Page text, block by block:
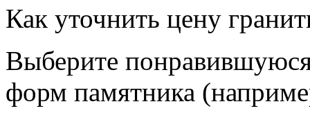
Как уточнить цену
Выберите
форм памятника